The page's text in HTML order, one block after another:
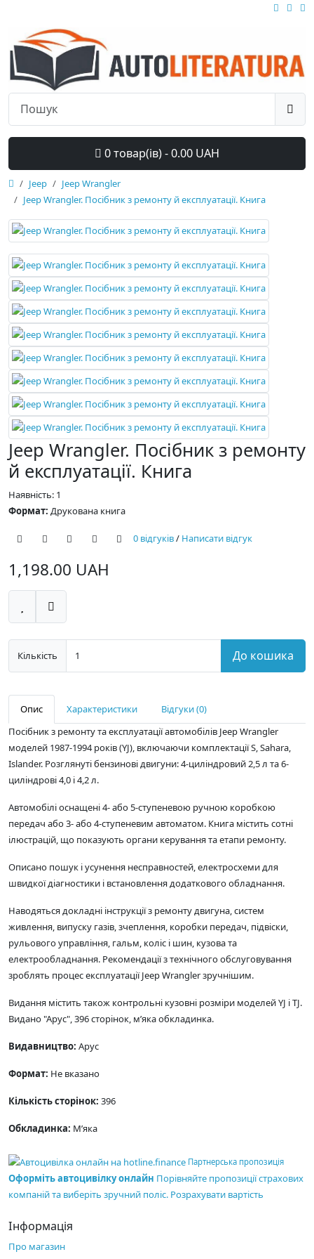
0 товар(ів) - 0.00 UAH
Jeep
Jeep Wrangler
Jeep Wrangler. Посібник з ремонту й експлуатації. Книга
Jeep Wrangler. Посібник з ремонту
й експлуатації. Книга
Наявність: 1
Формат: Друкована книга
0 відгуків/ Написати відгук
1,198.00 UAH
Кількість До кошика
Опис Характеристики
Відгуки (0)
Посібник з ремонту та експлуатації автомобілів Jeep Wrangler
моделей 1987-1994 років (YJ), включаючи комплектації S, Sahara,
Islander. Розглянуті бензинові двигуни: 4-циліндровий 2,5 л та 6-
циліндрові 4,0 і 4,2 л.
Автомобілі оснащені 4- або 5-ступеневою ручною коробкою
передач або 3- або 4-ступеневим автоматом. Книга містить сотні
ілюстрацій, що показують органи керування та етапи ремонту.
Описано пошук і усунення несправностей, електросхеми для
швидкої діагностики і встановлення додаткового обладнання.
Наводяться докладні інструкції з ремонту двигуна, систем
живлення, випуску газів, зчеплення, коробки передач, підвіски,
рульового управління, гальм, коліс і шин, кузова та
електрообладнання. Рекомендації з технічного обслуговування
зроблять процес експлуатації Jeep Wrangler зручнішим.
Видання містить також контрольні кузовні розміри моделей YJ і TJ.
Видано "Арус", 396 сторінок, м’яка обкладинка.
Видавництво: Арус
Формат: Не вказано
Кількість сторінок: 396
Обкладинка: М’яка
Партнерська пропозиція
Оформіть автоцивілку онлайн Порівняйте пропозиції страхових
компаній та виберіть зручний поліс. Розрахувати вартість
Інформація
Про магазин